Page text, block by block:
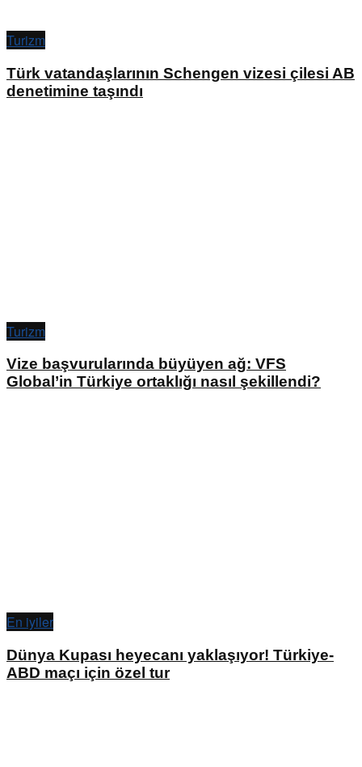
Turizm
Türk vatandaşlarının Schengen vizesi çilesi AB
denetimine taşındı
Turizm
Vize başvurularında büyüyen ağ: VFS
Global’in Türkiye ortaklığı nasıl şekillendi?
En iyiler
Dünya Kupası heyecanı yaklaşıyor! Türkiye-
ABD maçı için özel tur